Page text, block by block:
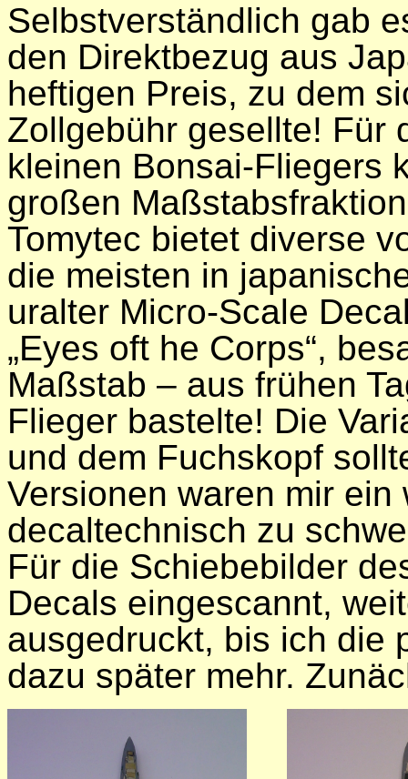
Selbstverständlich gab
den Direktbezug aus
heftigen Preis, zu dem
Zollgebühr gesellte! Für
kleinen Bonsai-Fliegers
großen
Tomytec bietet diverse
die meisten in
uralter Micro-Scale
„Eyes oft he Corps“,
Maßstab – aus frühen
Flieger bastelte! Die
und dem Fuchskopf
Versionen waren mir
decaltechnisch zu
Für die Schiebebilder
Decals eingescannt,
ausgedruckt, bis ich die
dazu später mehr.